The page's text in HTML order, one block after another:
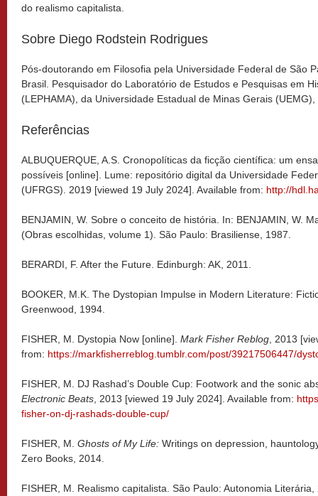
do realismo capitalista.
Sobre Diego Rodstein Rodrigues
Pós-doutorando em Filosofia pela Universidade Federal de São
Brasil. Pesquisador do Laboratório de Estudos e Pesquisas em
(LEPHAMA), da Universidade Estadual de Minas Gerais
Referências
ALBUQUERQUE, A.S. Cronopolíticas da ficção científica: um
possíveis [online]. Lume: repositório digital da Universidade
(UFRGS). 2019 [viewed 19 July 2024]. Available from: http://
BENJAMIN, W. Sobre o conceito de história. In: BENJAMIN, W.
(Obras escolhidas, volume 1). São Paulo: Brasiliense, 1987.
BERARDI, F. After the Future. Edinburgh: AK, 2011.
BOOKER, M.K. The Dystopian Impulse in Modern Literature:
Greenwood, 1994.
FISHER, M. Dystopia Now [online]. Mark Fisher Reblog , 2013
from: https://markfisherreblog.tumblr.com/post/39217506447/
FISHER, M. DJ Rashad’s Double Cup: Footwork and the sonic
Electronic Beats , 2013 [viewed 19 July 2024]. Available from:
fisher-on-dj-rashads-double-cup/
FISHER, M. Ghosts of My Life: Writings on depression,
Zero Books, 2014.
FISHER, M. Realismo capitalista. São Paulo: Autonomia Literária,